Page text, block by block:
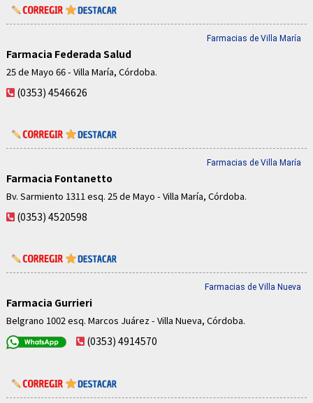
Farmacias de Villa María
Farmacia Federada Salud
25 de Mayo 66 - Villa María, Córdoba.
(0353) 4546626
Farmacias de Villa María
Farmacia Fontanetto
Bv. Sarmiento 1311 esq. 25 de Mayo - Villa María, Córdoba.
(0353) 4520598
Farmacias de Villa Nueva
Farmacia Gurrieri
Belgrano 1002 esq. Marcos Juárez - Villa Nueva, Córdoba.
(0353) 4914570